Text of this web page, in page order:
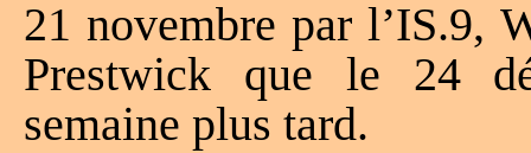
21 novembre par l’IS.9,
Prestwick que le 24
semaine plus tard.